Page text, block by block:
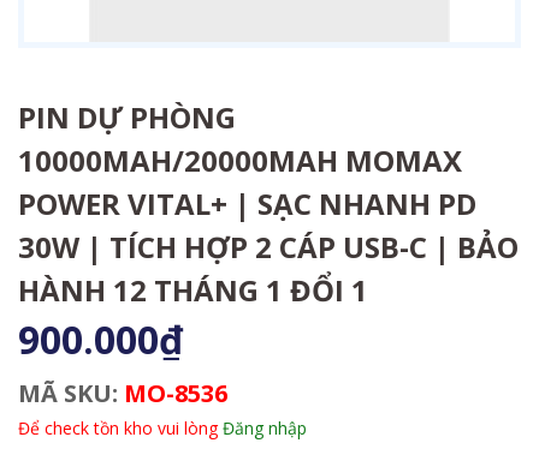
PIN DỰ PHÒNG
10000MAH/20000MAH MOMAX
POWER VITAL+ | SẠC NHANH PD
30W | TÍCH HỢP 2 CÁP USB-C | BẢO
HÀNH 12 THÁNG 1 ĐỔI 1
900.000₫
MÃ SKU: MO-8536
Để check tồn kho vui lòngĐăng nhập